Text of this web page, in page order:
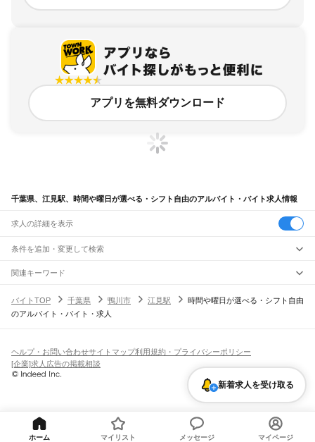
アプリを無料ダウンロード
千葉県、江見駅、時間や曜日が選べる・シフト自由のアルバイト・バイト求人情報
求人の詳細を表示
条件を追加・変更して検索
市区町村を追加・変更
千葉県すべて
千葉市 すべて
旭市習志野市柏市勝浦市市原市流山市八千代市我孫子市鴨川市鎌ケ谷市
君津市富津市浦安市 印西市白井市富里市南房総市
匝瑳市香取市 印旛郡 香取郡山武郡 長生郡夷隅郡
駅を追加・変更
JR中央・総武線
市川駅本八幡駅下総中山駅 津田沼駅幕張本郷駅幕張駅
新検見川駅
南酒々井駅
日向駅 横芝駅飯倉駅 干潟駅
飯岡駅倉橋駅 松岸駅銚子駅
職種を追加・変更
飲食・フードサービスすべて
ホールスタッフキッチンスタッフ
パン屋（ベーカリー）
バー（BAR）・バーテンダー
飲食店（店長・マネージャー）
営業テレフォンアポインター（テレアポ） ルートセールス
フードカウンター販売員
アパレル
家電量販店・携帯販売（携帯ショップ）
人気
日払いOK高校生歓迎 髪型・髪色自由
留学生・外国人活躍中
シフト
土日祝のみOK
平日のみOK 週1日からOK 週2・3日からOK
週4日以上OK
雇用形態を追加・変更
派遣社員
業務委託
関連キーワード
バイトTOP
千葉県 鴨川市 江見駅
時間や曜日が選べる・シフト自由
のアルバイト・バイト・求人
新着求人を受け取る
ヘルプ・お問い合わせサイトマップ利用規約・プライバシーポリシー
[企業]求人広告の掲載相談
ホーム マイリスト メッセージ マイページ